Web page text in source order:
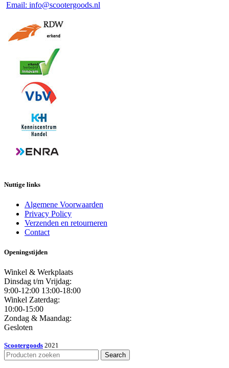
Email: info@scootergoods.nl
Nuttige links
Algemene Voorwaarden
Privacy Policy
Verzenden en retourneren
Contact
Openingstijden
Winkel & Werkplaats
Dinsdag t/m Vrijdag:
9:00-12:00 13:00-18:00
Winkel Zaterdag:
10:00-15:00
Zondag & Maandag:
Gesloten
Scootergoods 2021
Search